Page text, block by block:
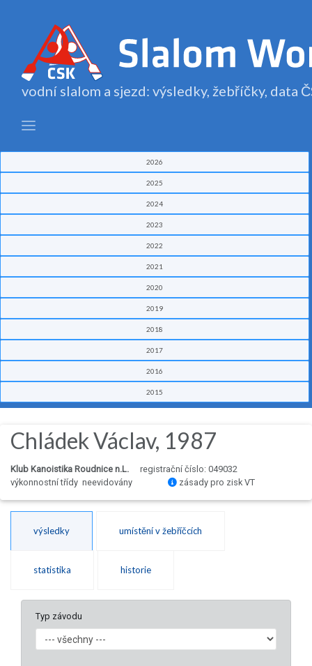
vodní slalom a sjezd: výsledky, žebříčky, data
2026
2025
2024
2023
2022
2021
2020
2019
2018
2017
2016
2015
Chládek Václav, 1987
Klub Kanoistika Roudnice n.L.
registrační číslo: 049032
výkonnostní třídy neevidovány
zásady pro zisk VT
výsledky umístění v žebříčcích
statistika historie
Typ závodu